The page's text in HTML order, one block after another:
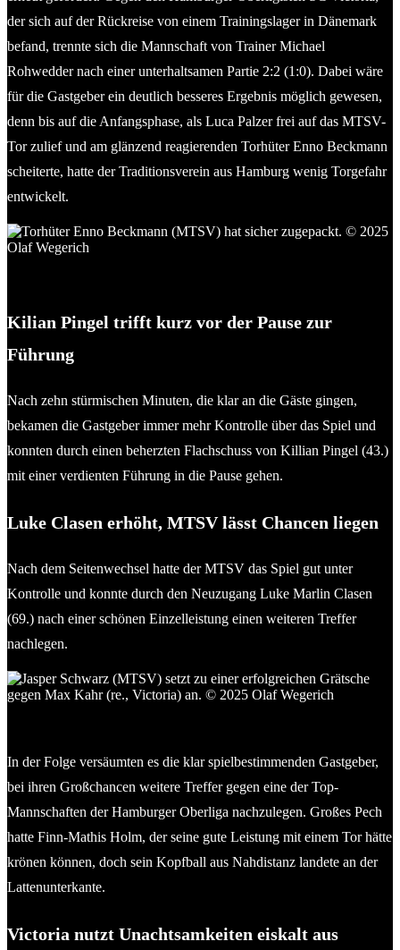
der sich auf der Rückreise von einem Trainingslager in Dänemark
befand, trennte sich die Mannschaft von Trainer Michael
Rohwedder nach einer unterhaltsamen Partie 2:2 (1:0). Dabei wäre
für die Gastgeber ein deutlich besseres Ergebnis möglich gewesen,
denn bis auf die Anfangsphase, als Luca Palzer frei auf das MTSV-
Tor zulief und am glänzend reagierenden Torhüter Enno Beckmann
scheiterte, hatte der Traditionsverein aus Hamburg wenig Torgefahr
entwickelt.
Kilian Pingel trifft kurz vor der Pause zur
Führung
Nach zehn stürmischen Minuten, die klar an die Gäste gingen,
bekamen die Gastgeber immer mehr Kontrolle über das Spiel und
konnten durch einen beherzten Flachschuss von Killian Pingel (43.)
mit einer verdienten Führung in die Pause gehen.
Luke Clasen erhöht, MTSV lässt Chancen liegen
Nach dem Seitenwechsel hatte der MTSV das Spiel gut unter
Kontrolle und konnte durch den Neuzugang Luke Marlin Clasen
(69.) nach einer schönen Einzelleistung einen weiteren Treffer
nachlegen.
In der Folge versäumten es die klar spielbestimmenden Gastgeber,
bei ihren Großchancen weitere Treffer gegen eine der Top-
Mannschaften der Hamburger Oberliga nachzulegen. Großes Pech
hatte Finn-Mathis Holm, der seine gute Leistung mit einem Tor hätte
krönen können, doch sein Kopfball aus Nahdistanz landete an der
Lattenunterkante.
Victoria nutzt Unachtsamkeiten eiskalt aus